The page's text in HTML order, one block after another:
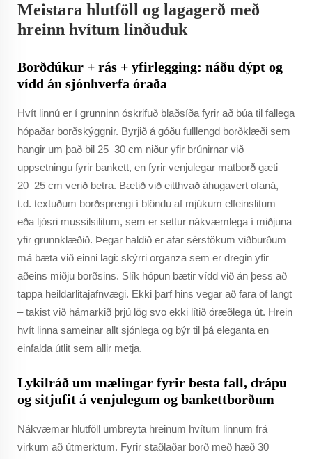
Meistara hlutföll og lagagerð með
hreinn hvítum linðuduk
Borðdúkur + rás + yfirlegging: náðu dýpt og
vídd án sjónhverfa óraða
Hvít linnú er í grunninn óskrifuð blaðsíða fyrir að búa til fallega
hópaðar borðskýggnir. Byrjið á góðu fulllengd borðklæði sem
hangir um það bil 25–30 cm niður yfir brúnirnar við
uppsetningu fyrir bankett, en fyrir venjulegar matborð gæti
20–25 cm verið betra. Bætið við eitthvað áhugavert ofaná,
t.d. textuðum borðsprengi í blöndu af mjúkum elfeinslitum
eða ljósri mussilsilitum, sem er settur nákvæmlega í miðjuna
yfir grunnklæðið. Þegar haldið er afar sérstökum viðburðum
má bæta við einni lagi: skýrri organza sem er dregin yfir
aðeins miðju borðsins. Slík hópun bætir vídd við án þess að
tappa heildarlitajafnvægi. Ekki þarf hins vegar að fara of langt
– takist við hámarkið þrjú lög svo ekki lítið óræðlega út. Hrein
hvít linna sameinar allt sjónlega og býr til þá eleganta en
einfalda útlit sem allir metja.
Lykilráð um mælingar fyrir besta fall, drápu
og sitjufit á venjulegum og bankettborðum
Nákvæmar hlutföll umbreyta hreinum hvítum linnum frá
virkum að útmerktum. Fyrir staðlaðar borð með hæð 30